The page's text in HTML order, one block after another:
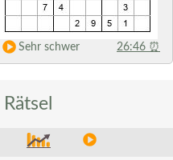
Sehr schwer 26:46 ⏰
Rätsel